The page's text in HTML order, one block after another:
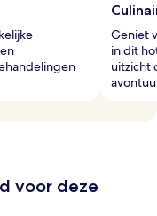
Geniet
in dit
uitzicht
voor deze